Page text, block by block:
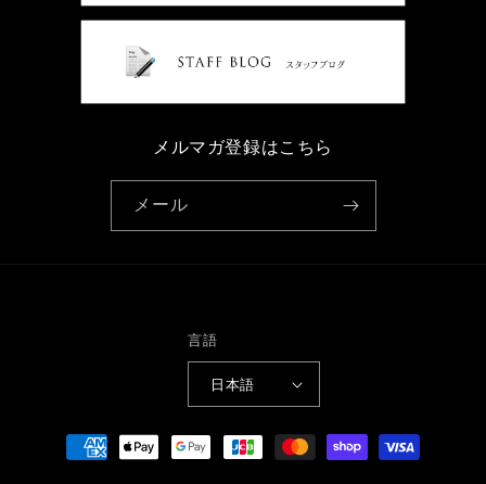
メルマガ登録はこちら
メール
言語
日本語
決
済